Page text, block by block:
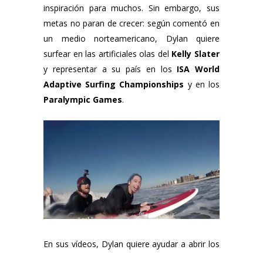
inspiración para muchos. Sin embargo, sus
metas no paran de crecer: según comentó en
un medio norteamericano, Dylan quiere
surfear en las artificiales olas del Kelly Slater
y representar a su país en los ISA World
Adaptive Surfing Championships y en los
Paralympic Games.
En sus vídeos, Dylan quiere ayudar a abrir los